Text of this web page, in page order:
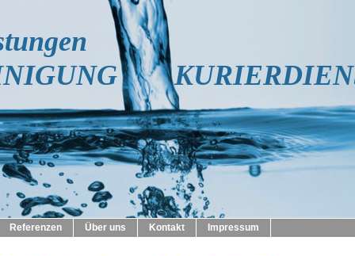
Referenzen Über uns Kontakt Impressum